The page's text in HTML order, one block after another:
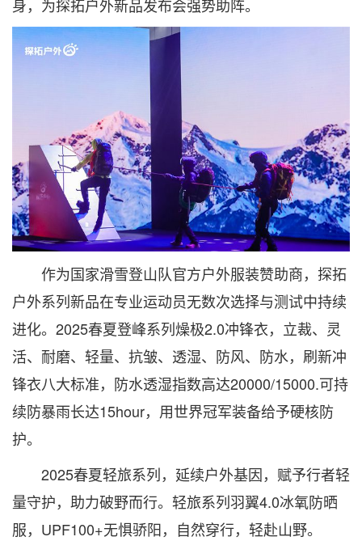
身，为探拓户外新品发布会强势助阵。
作为国家滑雪登山队官方户外服装赞助商，探拓
户外系列新品在专业运动员无数次选择与测试中持续
进化。2025春夏登峰系列燥极2.0冲锋衣，立裁、灵
活、耐磨、轻量、抗皱、透湿、防风、防水，刷新冲
锋衣八大标准，防水透湿指数高达20000/15000.可持
续防暴雨长达15hour，用世界冠军装备给予硬核防
护。
2025春夏轻旅系列，延续户外基因，赋予行者轻
量守护，助力破野而行。轻旅系列羽翼4.0冰氧防晒
服，UPF100+无惧骄阳，自然穿行，轻赴山野。